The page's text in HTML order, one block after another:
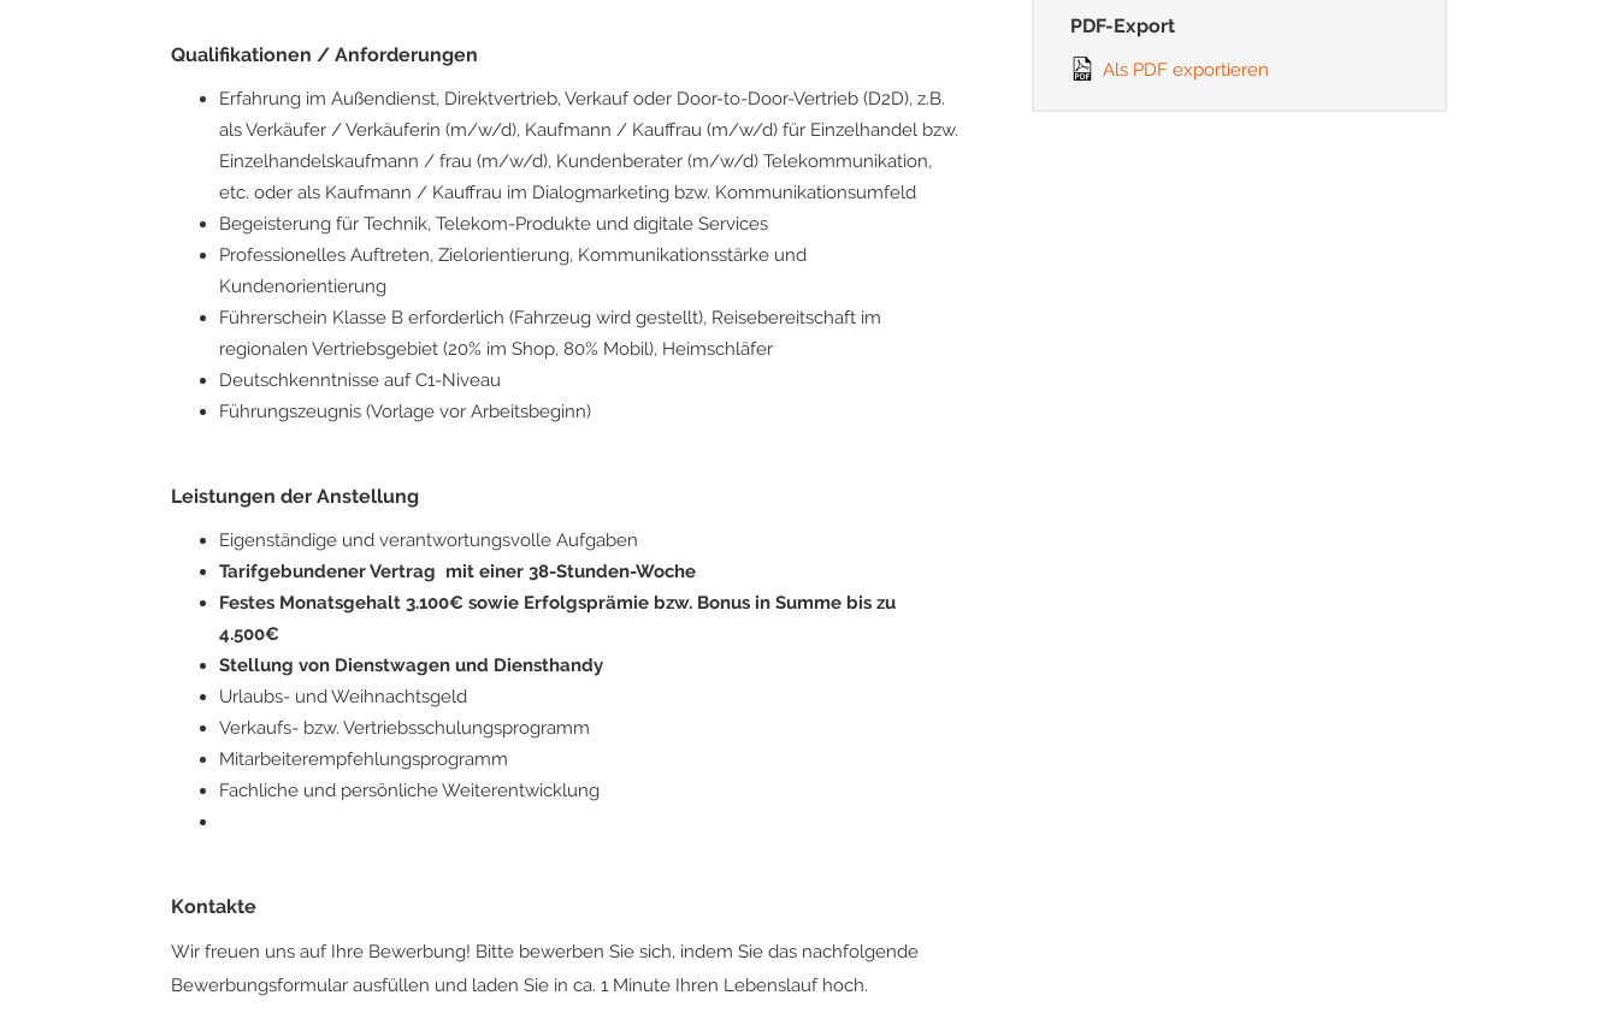
Qualifikationen / Anforderungen
Erfahrung im Außendienst, Direktvertrieb, Verkauf oder Door-to-Door-Vertrieb (D2D), z.B.
als Verkäufer / Verkäuferin (m/w/d), Kaufmann / Kauffrau (m/w/d) für Einzelhandel bzw.
Einzelhandelskaufmann / frau (m/w/d), Kundenberater (m/w/d) Telekommunikation,
etc. oder als Kaufmann / Kauffrau im Dialogmarketing bzw. Kommunikationsumfeld
Begeisterung für Technik, Telekom-Produkte und digitale Services
Professionelles Auftreten, Zielorientierung, Kommunikationsstärke und
Kundenorientierung
Führerschein Klasse B erforderlich (Fahrzeug wird gestellt), Reisebereitschaft im
regionalen Vertriebsgebiet (20% im Shop, 80% Mobil), Heimschläfer
Deutschkenntnisse auf C1-Niveau
Führungszeugnis (Vorlage vor Arbeitsbeginn)
Leistungen der Anstellung
Eigenständige und verantwortungsvolle Aufgaben
Tarifgebundener Vertrag mit einer 38-Stunden-Woche
Festes Monatsgehalt 3.100€ sowie Erfolgsprämie bzw. Bonus in Summe bis zu
4.500€
Stellung von Dienstwagen und Diensthandy
Urlaubs- und Weihnachtsgeld
Verkaufs- bzw. Vertriebsschulungsprogramm
Mitarbeiterempfehlungsprogramm
Fachliche und persönliche Weiterentwicklung
Kontakte
Wir freuen uns auf Ihre Bewerbung! Bitte bewerben Sie sich, indem Sie das nachfolgende
Bewerbungsformular ausfüllen und laden Sie in ca. 1 Minute Ihren Lebenslauf hoch.
PDF-Export
Als PDF exportieren